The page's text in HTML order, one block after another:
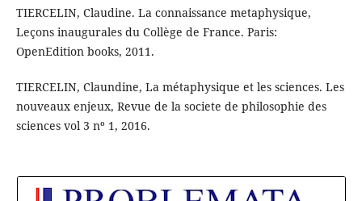
TIERCELIN, Claudine. La connaissance metaphysique,
Leçons inaugurales du Collège de France. Paris:
OpenEdition books, 2011.
TIERCELIN, Claundine, La métaphysique et les sciences. Les
nouveaux enjeux, Revue de la societe de philosophie des
sciences vol 3 nº 1, 2016.